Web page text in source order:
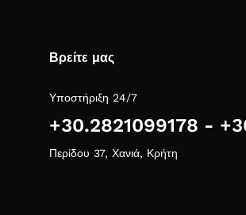
Βρείτε μας
Υποστήριξη 24/7
+30.2821099178 -
Περίδου 37, Χανιά, Κρήτη